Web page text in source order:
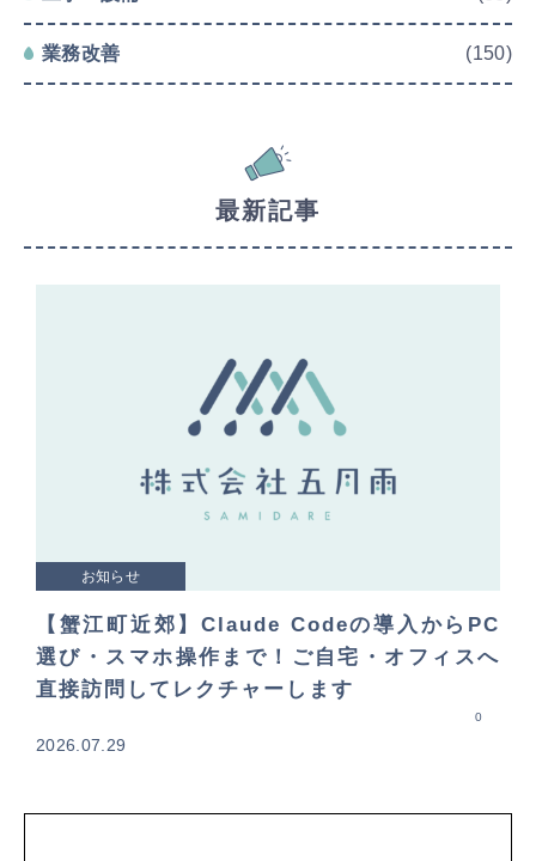
業務改善 (150)
最新記事
お知らせ
【蟹江町近郊】Claude Codeの導入からPC
選び・スマホ操作まで！ご自宅・オフィスへ
直接訪問してレクチャーします
2026.07.29
0